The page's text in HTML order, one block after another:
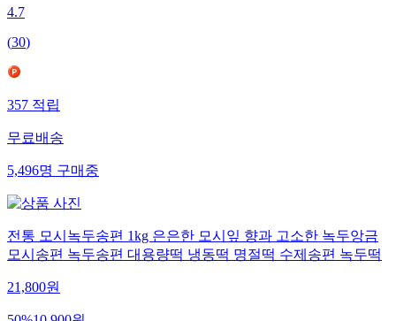
4.7
(30)
357적립
무료배송
5,496명구매중
전통 모시녹두송편 1kg 은은한 모시잎 향과 고소한 녹두앙금
모시송편 녹두송편 대용량떡 냉동떡 명절떡 수제송편 녹두떡
21,800원